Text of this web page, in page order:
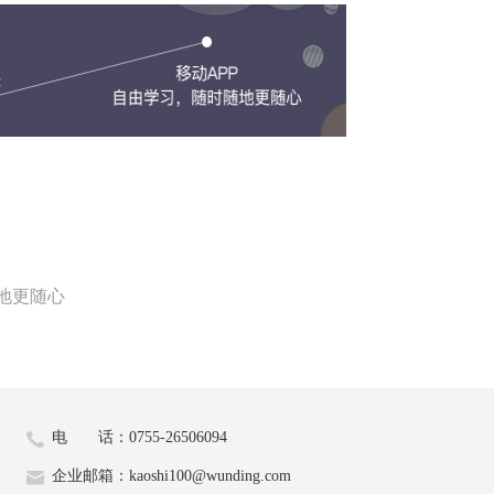
更随心
电 话：0755-26506094
企业邮箱：kaoshi100@wunding.com